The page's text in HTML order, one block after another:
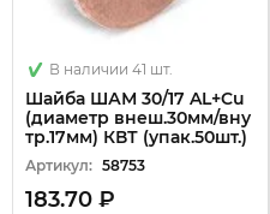
В наличии 41 шт.
Шайба ШАМ 30/17 AL+Cu
(диаметр внеш.30мм/вну
тр.17мм) КВТ (упак.50шт.)
Артикул: 58753
183.70 ₽